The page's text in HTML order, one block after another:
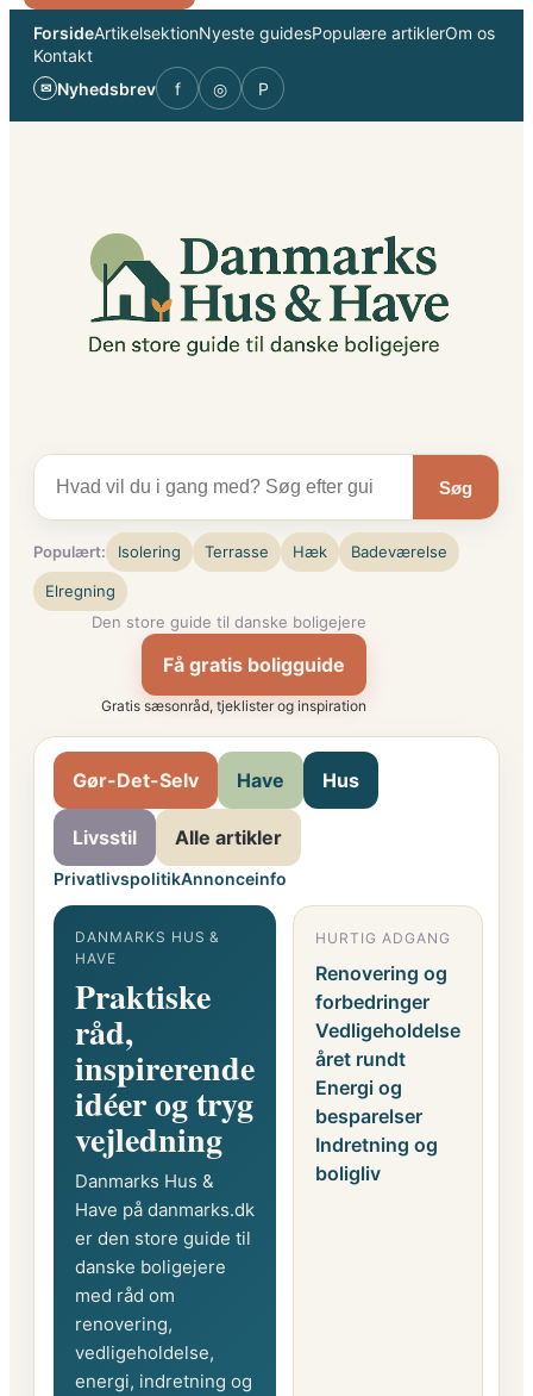
Spring
indhold
ForsideArtikelsektionNyeste guidesPopulære artiklerOm os
Kontakt
✉ Nyhedsbrev f ◎ P
Søg
Populært: Isolering Terrasse Hæk Badeværelse
Elregning
Den store guide til danske boligejere
Få gratis boligguide
Gratis sæsonråd, tjeklister og inspiration
Gør-Det-Selv Have Hus
Livsstil Alle artikler
PrivatlivspolitikAnnonceinfo
DANMARKS HUS &
HAVE
Praktiske
råd,
inspirerende
idéer og tryg
vejledning
Danmarks Hus &
Have på danmarks.dk
er den store guide til
danske boligejere
med råd om
renovering,
vedligeholdelse,
energi, indretning og
HURTIG ADGANG
Renovering og
forbedringer
Vedligeholdelse
året rundt
Energi og
besparelser
Indretning og
boligliv